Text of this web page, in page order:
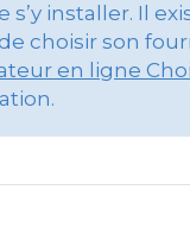
installer. Il
choisir son
en ligne